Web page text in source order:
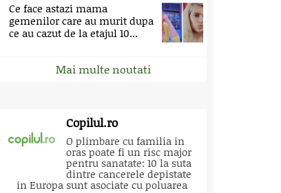
Ce face astazi mama
gemenilor care au murit dupa
ce au cazut de la etajul 10...
Mai multe noutati
Copilul.ro
O plimbare cu familia in
oras poate fi un risc major
pentru sanatate: 10 la suta
dintre cancerele depistate
in Europa sunt asociate cu poluarea